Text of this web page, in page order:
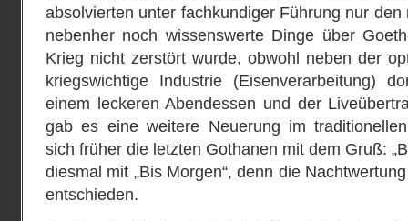
absolvierten unter fachkundiger Führung nur
nebenher noch wissenswerte Dinge über
Krieg nicht zerstört wurde, obwohl neben der
kriegswichtige Industrie (Eisenverarbeitung)
einem leckeren Abendessen und der
gab es eine weitere Neuerung im
sich früher die letzten Gothanen mit dem Gruß:
diesmal mit „Bis Morgen“, denn die
entschieden.